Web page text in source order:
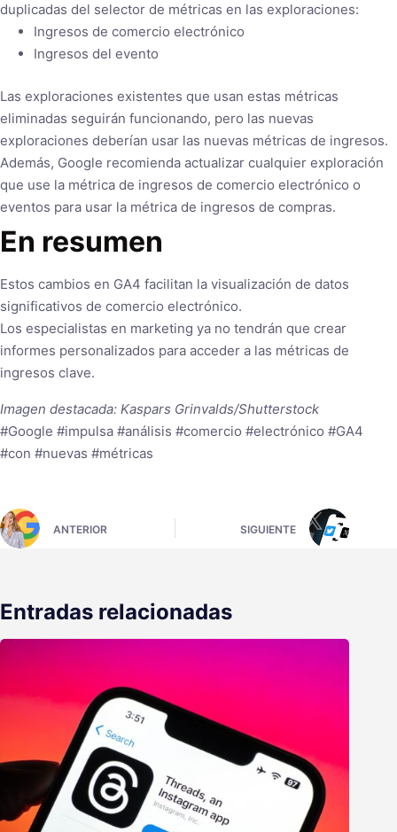
duplicadas del selector de métricas en las exploraciones:
Ingresos de comercio electrónico
Ingresos del evento
Las exploraciones existentes que usan estas métricas
eliminadas seguirán funcionando, pero las nuevas
exploraciones deberían usar las nuevas métricas de ingresos.
Además, Google recomienda actualizar cualquier exploración
que use la métrica de ingresos de comercio electrónico o
eventos para usar la métrica de ingresos de compras.
En resumen
Estos cambios en GA4 facilitan la visualización de datos
significativos de comercio electrónico.
Los especialistas en marketing ya no tendrán que crear
informes personalizados para acceder a las métricas de
ingresos clave.
Imagen destacada: Kaspars Grinvalds/Shutterstock
#Google #impulsa #análisis #comercio #electrónico #GA4
#con #nuevas #métricas
ANTERIOR SIGUIENTE
Entradas relacionadas